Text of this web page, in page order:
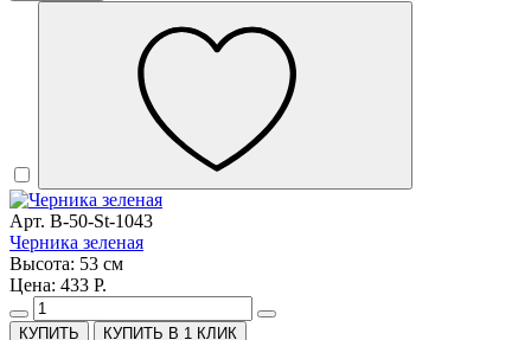
Арт. B-50-St-1043
Черника зеленая
Высота: 53 см
Цена: 433 Р.
КУПИТЬ В 1 КЛИК